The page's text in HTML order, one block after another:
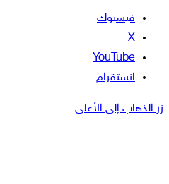
فيسبوك
‫X
‫YouTube
انستقرام
زر الذهاب إلى الأعلى